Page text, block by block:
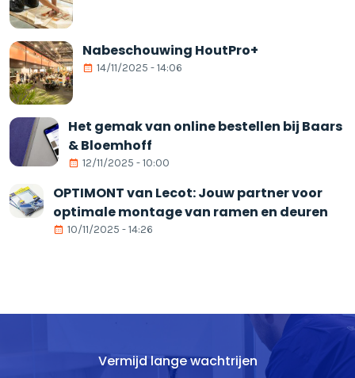
Nabeschouwing HoutPro+
14/11/2025 - 14:06
Het gemak van online bestellen bij Baars
& Bloemhoff
12/11/2025 - 10:00
OPTIMONT van Lecot: Jouw partner voor
optimale montage van ramen en deuren
10/11/2025 - 14:26
Vermijd lange wachtrijen